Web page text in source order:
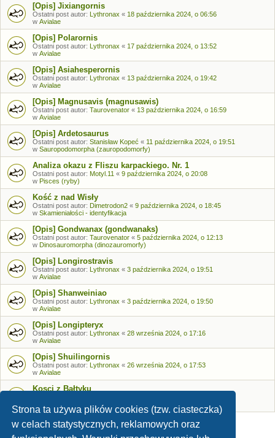
Strona ta używa plików cookies (tzw. ciasteczka)
w celach statystycznych, reklamowych oraz
[Opis] Jixiangornis
Ostatni post autor: Lythronax « 18 października 2024, o 06:56
w Avialae
[Opis] Polarornis
Ostatni post autor: Lythronax « 17 października 2024, o 13:52
w Avialae
[Opis] Asiahesperornis
Ostatni post autor: Lythronax « 13 października 2024, o 19:42
w Avialae
[Opis] Magnusavis (magnusawis)
Ostatni post autor: Taurovenator « 13 października 2024, o 16:59
w Avialae
[Opis] Ardetosaurus
Ostatni post autor: Stanisław Kopeć « 11 października 2024, o 19:51
w Sauropodomorpha (zauropodomorfy)
Analiza okazu z Fliszu karpackiego. Nr. 1
Ostatni post autor: Motyl.11 « 9 października 2024, o 20:08
w Pisces (ryby)
Kość z nad Wisły
Ostatni post autor: Dimetrodon2 « 9 października 2024, o 18:45
w Skamieniałości - identyfikacja
[Opis] Gondwanax (gondwanaks)
Ostatni post autor: Taurovenator « 5 października 2024, o 12:13
w Dinosauromorpha (dinozauromorfy)
[Opis] Longirostravis
Ostatni post autor: Lythronax « 3 października 2024, o 19:51
w Avialae
[Opis] Shanweiniao
Ostatni post autor: Lythronax « 3 października 2024, o 19:50
w Avialae
[Opis] Longipteryx
Ostatni post autor: Lythronax « 28 września 2024, o 17:16
w Avialae
[Opis] Shuilingornis
Ostatni post autor: Lythronax « 26 września 2024, o 17:53
w Avialae
Kosci z Bałtyku
Skamieniałości - identyfikacja